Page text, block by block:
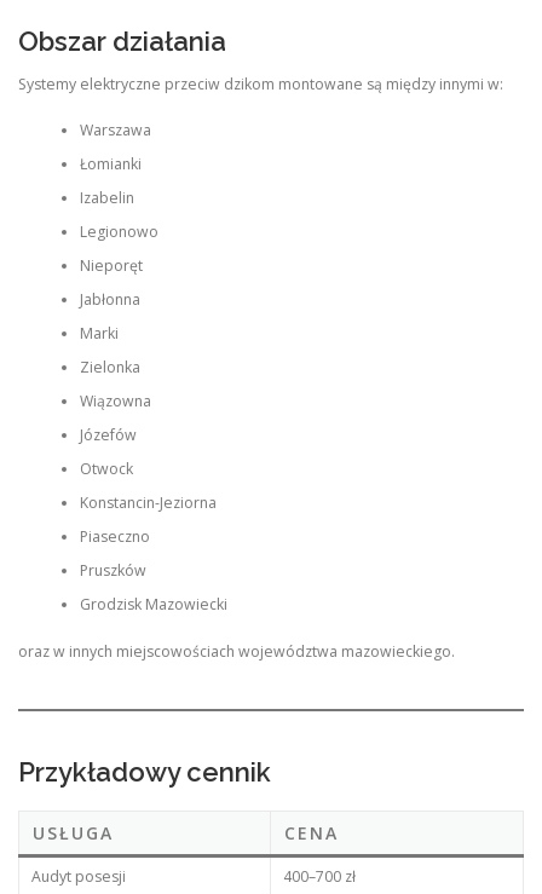
Obszar działania
Systemy elektryczne przeciw dzikom montowane są między innymi w:
Warszawa
Łomianki
Izabelin
Legionowo
Nieporęt
Jabłonna
Marki
Zielonka
Wiązowna
Józefów
Otwock
Konstancin-Jeziorna
Piaseczno
Pruszków
Grodzisk Mazowiecki
oraz w innych miejscowościach województwa mazowieckiego.
Przykładowy cennik
USŁUGA CENA
Audyt posesji
400–700 zł